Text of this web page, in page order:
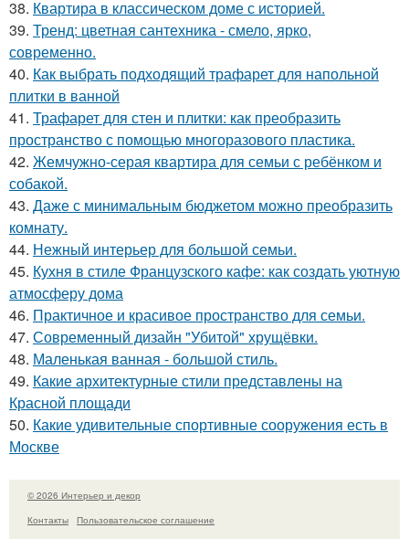
38. Квартира в классическом доме с историей.
39. Тренд: цветная сантехника - смело, ярко,
современно.
40. Как выбрать подходящий трафарет для напольной
плитки в ванной
41. Трафарет для стен и плитки: как преобразить
пространство с помощью многоразового пластика.
42. Жемчужно-серая квартира для семьи с ребёнком и
собакой.
43. Даже с минимальным бюджетом можно преобразить
комнату.
44. Нежный интерьер для большой семьи.
45. Кухня в стиле Французского кафе: как создать уютную
атмосферу дома
46. Практичное и красивое пространство для семьи.
47. Современный дизайн "Убитой" хрущёвки.
48. Маленькая ванная - большой стиль.
49. Какие архитектурные стили представлены на
Красной площади
50. Какие удивительные спортивные сооружения есть в
Москве
© 2026 Интерьер и декор
Контакты
Пользовательское соглашение